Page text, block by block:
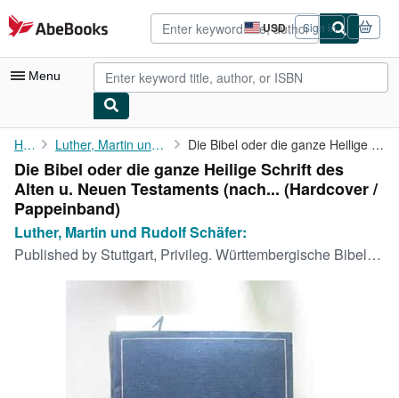
Skip to main content
AbeBooks.com USD
Site
shopping
preferences
Sign in
Menu
My Account
My Purchases
Advanced Search
Browse Collections
Home Luther, Martin und Rudolf Schäfer: Die Bibel oder die ganze Heilige Schrift des Alten u. Neuen ...
Die Bibel oder die ganze Heilige Schrift des
Alten u. Neuen Testaments (nach... (Hardcover /
Pappeinband)
Luther, Martin und Rudolf Schäfer:
Published by Stuttgart, Privileg. Württembergische Bibelanstalt, 1932